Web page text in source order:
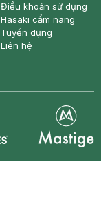
Điều khoản sử dụng
Hasaki cẩm nang
Tuyển dụng
Liên hệ